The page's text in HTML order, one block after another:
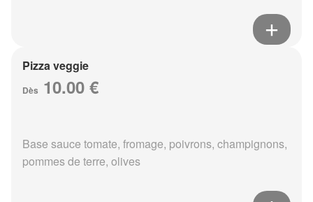
Pizza veggie
Dès 10.00 €
Base sauce tomate, fromage, poivrons, champignons,
pommes de terre, olives